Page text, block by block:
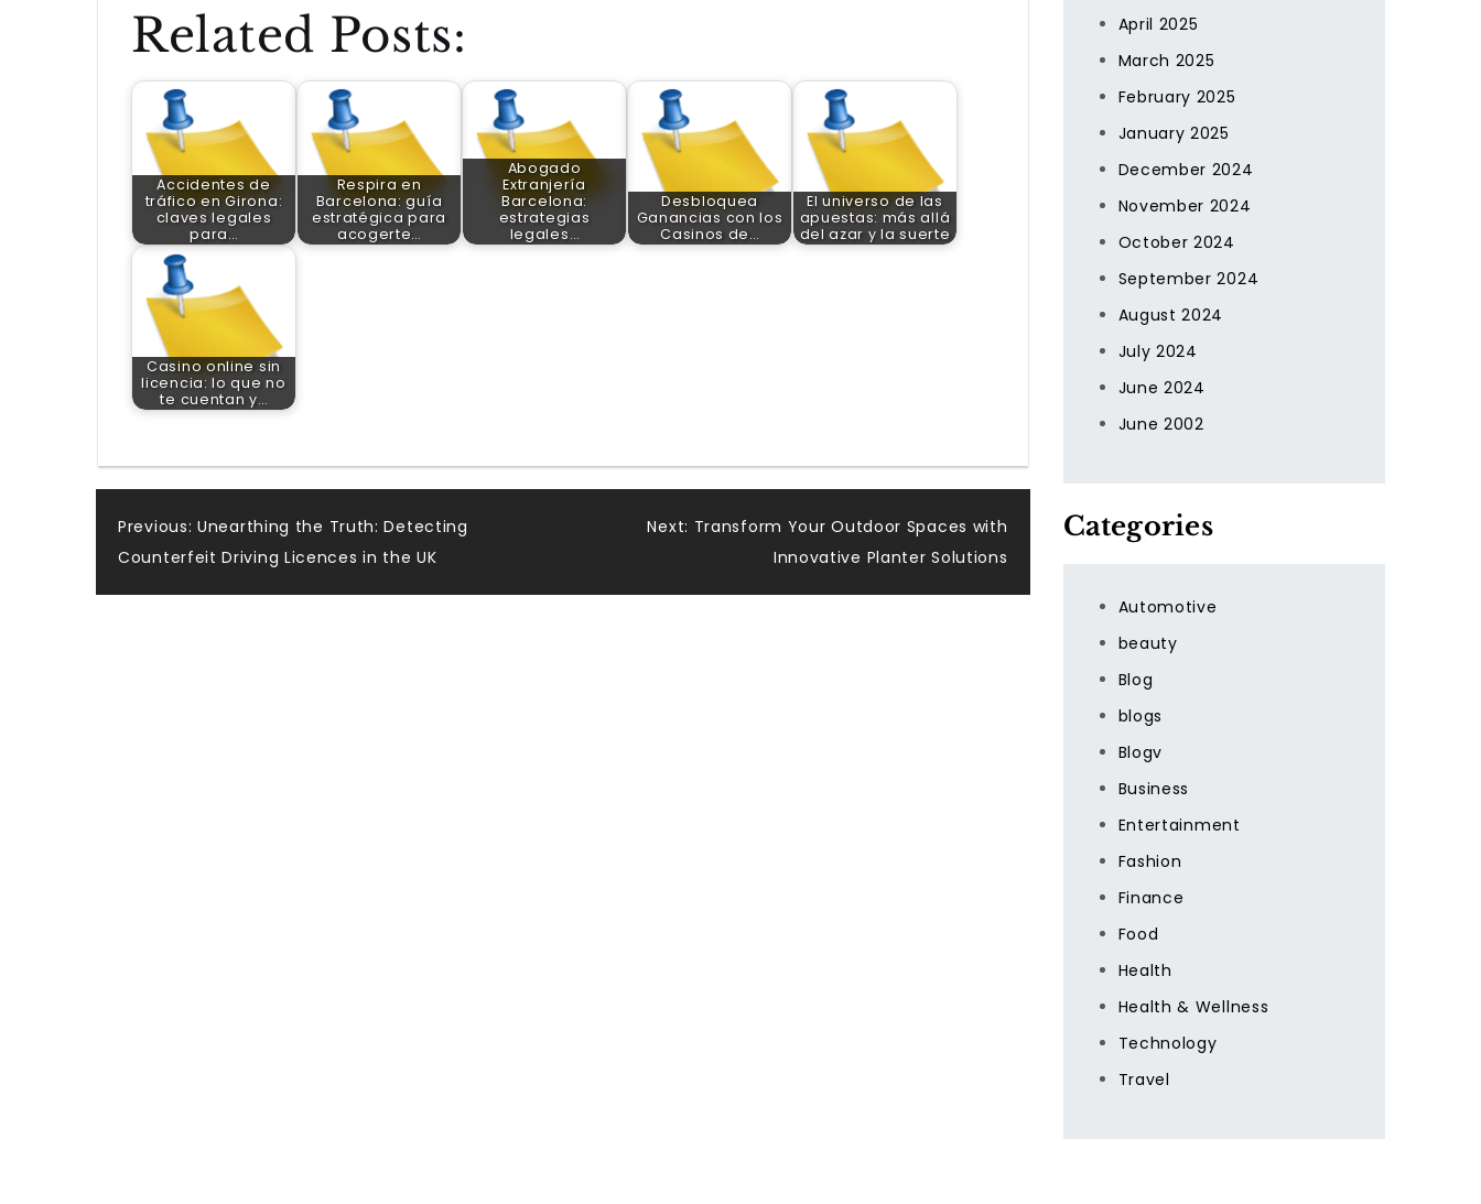
Related Posts:
Accidentes de
tráfico en Girona:
claves legales
para…
Respira en
Barcelona: guía
estratégica para
acogerte…
Abogado
Extranjería
Barcelona:
estrategias
legales…
Desbloquea
Ganancias con los
Casinos de…
El universo de las
apuestas: más allá
del azar y la suerte
Casino online sin
licencia: lo que no
te cuentan y…
Post
navigation
Previous: Unearthing the Truth: Detecting
Counterfeit Driving Licences in the UK
Next: Transform Your Outdoor Spaces with
Innovative Planter Solutions
April 2025
March 2025
February 2025
January 2025
December 2024
November 2024
October 2024
September 2024
August 2024
July 2024
June 2024
June 2002
Categories
Automotive
beauty
Blog
blogs
Blogv
Business
Entertainment
Fashion
Finance
Food
Health
Health & Wellness
Technology
Travel